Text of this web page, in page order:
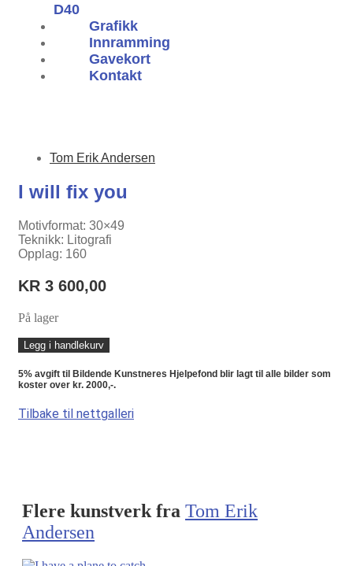
D40
Grafikk
Innramming
Gavekort
Kontakt
Tom Erik Andersen
I will fix you
Motivformat: 30×49
Teknikk: Litografi
Opplag: 160
KR 3 600,00
På lager
fix
you
Legg i handlekurv
5% avgift til Bildende Kunstneres Hjelpefond blir lagt til alle bilder som
koster over kr. 2000,-.
Tilbake til nettgalleri
Flere kunstverk fra Tom Erik
Andersen